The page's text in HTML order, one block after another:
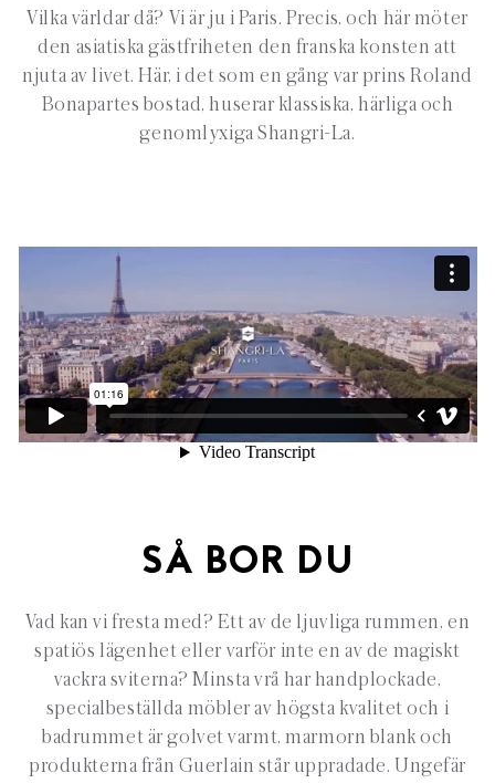
Vilka världar då? Vi är ju i Paris. Precis, och här möter
den asiatiska gästfriheten den franska konsten att
njuta av livet. Här, i det som en gång var prins Roland
Bonapartes bostad, huserar klassiska, härliga och
genomlyxiga Shangri-La.
SÅ BOR DU
Vad kan vi fresta med? Ett av de ljuvliga rummen, en
spatiös lägenhet eller varför inte en av de magiskt
vackra sviterna? Minsta vrå har handplockade,
specialbeställda möbler av högsta kvalitet och i
badrummet är golvet varmt, marmorn blank och
produkterna från Guerlain står uppradade. Ungefär